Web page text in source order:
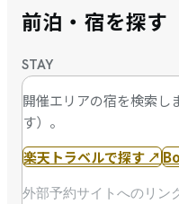
前泊・宿を探す
STAY
開催エリアの宿を検索し
す）。
楽天トラベルで探す ↗
外部予約サイトへのリン